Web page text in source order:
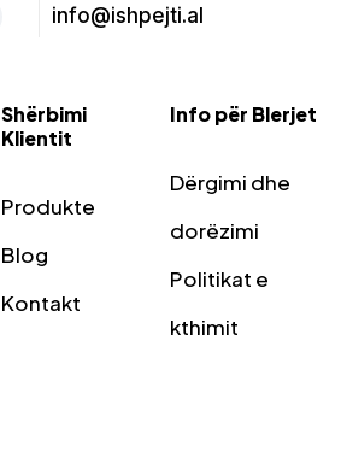
info@ishpejti.al
Shërbimi
Klientit
Produkte
Blog
Kontakt
Info për Blerjet
Dërgimi dhe
dorëzimi
Politikat e
kthimit